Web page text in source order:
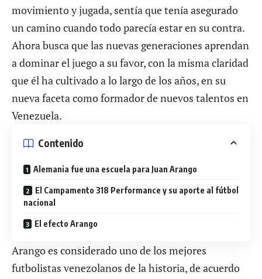
movimiento y jugada, sentía que tenía asegurado
un camino cuando todo parecía estar en su contra.
Ahora busca que las nuevas generaciones aprendan
a dominar el juego a su favor, con la misma claridad
que él ha cultivado a lo largo de los años, en su
nueva faceta como formador de nuevos talentos en
Venezuela.
Contenido
Alemania fue una escuela para Juan Arango
El Campamento 318 Performance y su aporte al fútbol
nacional
El efecto Arango
Arango es considerado uno de los mejores
futbolistas venezolanos de la historia, de acuerdo